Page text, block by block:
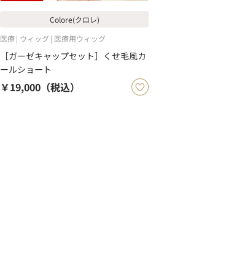
Colore(クロレ)
医療 ウィッグ 医療用ウィッグ
［ガーゼキャップセット］くせ毛風カ
ールショート
￥19,000 （税込）